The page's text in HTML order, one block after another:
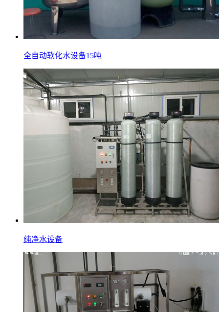
全自动软化水设备15吨
纯净水设备